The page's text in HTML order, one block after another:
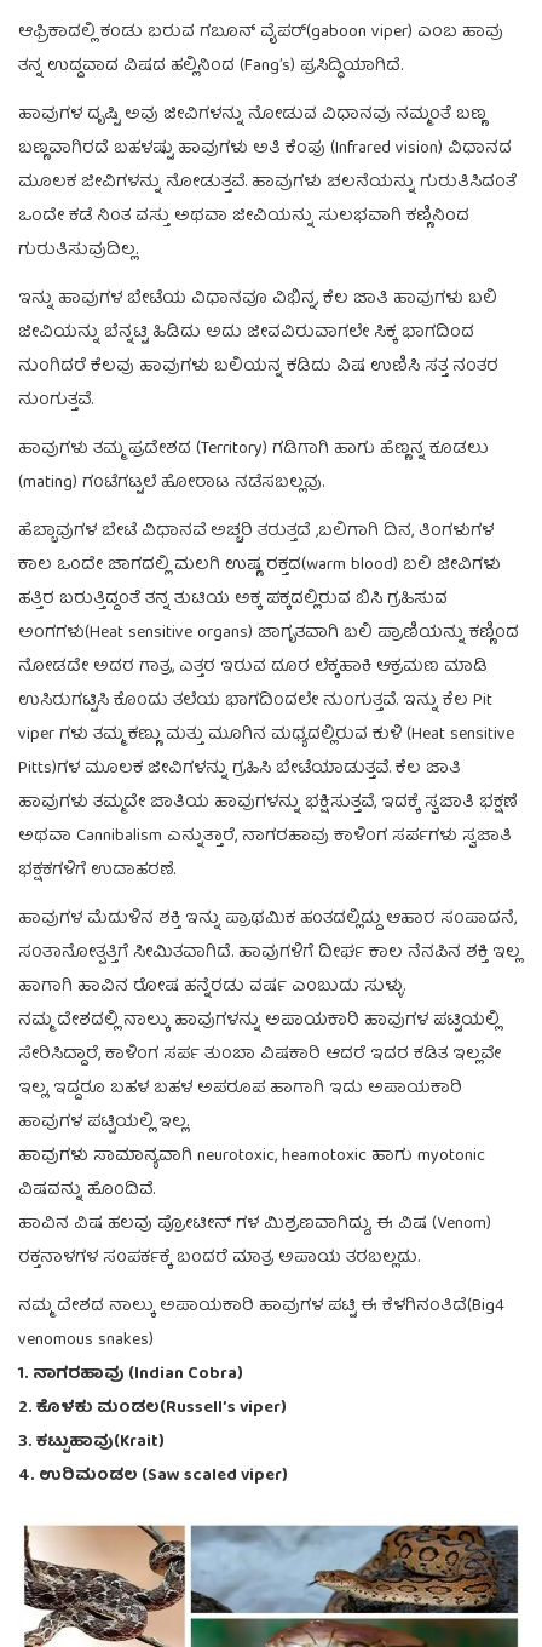
ಆಫ್ರಿಕಾದಲ್ಲಿ ಕಂಡು ಬರುವ ಗಬೂನ್ ವೈಪರ್(gaboon viper) ಎಂಬ ಹಾವು
ತನ್ನ ಉದ್ದವಾದ ವಿಷದ ಹಲ್ಲಿನಿಂದ (Fang’s) ಪ್ರಸಿದ್ಧಿಯಾಗಿದೆ.
ಹಾವುಗಳ ದೃಷ್ಟಿ ಅವು ಜೀವಿಗಳನ್ನು ನೋಡುವ ವಿಧಾನವು ನಮ್ಮಂತೆ ಬಣ್ಣ
ಬಣ್ಣವಾಗಿರದೆ ಬಹಳಷ್ಟು ಹಾವುಗಳು ಅತಿ ಕೆಂಪು (Infrared vision) ವಿಧಾನದ
ಮೂಲಕ ಜೀವಿಗಳನ್ನು ನೋಡುತ್ತವೆ. ಹಾವುಗಳು ಚಲನೆಯನ್ನು ಗುರುತಿಸಿದಂತೆ
ಒಂದೇ ಕಡೆ ನಿಂತ ವಸ್ತು ಅಥವಾ ಜೀವಿಯನ್ನು ಸುಲಭವಾಗಿ ಕಣ್ಣಿನಿಂದ
ಗುರುತಿಸುವುದಿಲ್ಲ.
ಇನ್ನು ಹಾವುಗಳ ಬೇಟೆಯ ವಿಧಾನವೂ ವಿಭಿನ್ನ, ಕೆಲ ಜಾತಿ ಹಾವುಗಳು ಬಲಿ
ಜೀವಿಯನ್ನು ಬೆನ್ನಟ್ಟಿ ಹಿಡಿದು ಅದು ಜೀವವಿರುವಾಗಲೇ ಸಿಕ್ಕ ಭಾಗದಿಂದ
ನುಂಗಿದರೆ ಕೆಲವು ಹಾವುಗಳು ಬಲಿಯನ್ನ ಕಡಿದು ವಿಷ ಉಣಿಸಿ ಸತ್ತ ನಂತರ
ನುಂಗುತ್ತವೆ.
ಹಾವುಗಳು ತಮ್ಮ ಪ್ರದೇಶದ (Territory) ಗಡಿಗಾಗಿ ಹಾಗು ಹೆಣ್ಣನ್ನ ಕೂಡಲು
(mating) ಗಂಟೆಗಟ್ಟಲೆ ಹೋರಾಟ ನಡೆಸಬಲ್ಲವು.
ಹೆಬ್ಬಾವುಗಳ ಬೇಟೆ ವಿಧಾನವೆ ಅಚ್ಚರಿ ತರುತ್ತದೆ ,ಬಲಿಗಾಗಿ ದಿನ, ತಿಂಗಳುಗಳ
ಕಾಲ ಒಂದೇ ಜಾಗದಲ್ಲಿ ಮಲಗಿ ಉಷ್ಣ ರಕ್ತದ(warm blood) ಬಲಿ ಜೀವಿಗಳು
ಹತ್ತಿರ ಬರುತ್ತಿದ್ದಂತೆ ತನ್ನ ತುಟಿಯ ಅಕ್ಕ ಪಕ್ಕದಲ್ಲಿರುವ ಬಿಸಿ ಗ್ರಹಿಸುವ
ಅಂಗಗಳು(Heat sensitive organs) ಜಾಗೃತವಾಗಿ ಬಲಿ ಪ್ರಾಣಿಯನ್ನು ಕಣ್ಣಿಂದ
ನೋಡದೇ ಅದರ ಗಾತ್ರ, ಎತ್ತರ ಇರುವ ದೂರ ಲೆಕ್ಕಹಾಕಿ ಆಕ್ರಮಣ ಮಾಡಿ
ಉಸಿರುಗಟ್ಟಿಸಿ ಕೊಂದು ತಲೆಯ ಭಾಗದಿಂದಲೇ ನುಂಗುತ್ತವೆ. ಇನ್ನು ಕೆಲ Pit
viper ಗಳು ತಮ್ಮ ಕಣ್ಣು ಮತ್ತು ಮೂಗಿನ ಮಧ್ಯದಲ್ಲಿರುವ ಕುಳಿ (Heat sensitive
Pitts)ಗಳ ಮೂಲಕ ಜೀವಿಗಳನ್ನು ಗ್ರಹಿಸಿ ಬೇಟೆಯಾಡುತ್ತವೆ. ಕೆಲ ಜಾತಿ
ಹಾವುಗಳು ತಮ್ಮದೇ ಜಾತಿಯ ಹಾವುಗಳನ್ನು ಭಕ್ಷಿಸುತ್ತವೆ, ಇದಕ್ಕೆ ಸ್ವಜಾತಿ ಭಕ್ಷಣೆ
ಅಥವಾ Cannibalism ಎನ್ನುತ್ತಾರೆ, ನಾಗರಹಾವು ಕಾಳಿಂಗ ಸರ್ಪಗಳು ಸ್ವಜಾತಿ
ಭಕ್ಷಕಗಳಿಗೆ ಉದಾಹರಣೆ.
ಹಾವುಗಳ ಮೆದುಳಿನ ಶಕ್ತಿ ಇನ್ನು ಪ್ರಾಥಮಿಕ ಹಂತದಲ್ಲಿದ್ದು ಆಹಾರ ಸಂಪಾದನೆ,
ಸಂತಾನೋತ್ಪತ್ತಿಗೆ ಸೀಮಿತವಾಗಿದೆ. ಹಾವುಗಳಿಗೆ ದೀರ್ಘ ಕಾಲ ನೆನಪಿನ ಶಕ್ತಿ ಇಲ್ಲ
ಹಾಗಾಗಿ ಹಾವಿನ ರೋಷ ಹನ್ನೆರಡು ವರ್ಷ ಎಂಬುದು ಸುಳ್ಳು.
ನಮ್ಮ ದೇಶದಲ್ಲಿ ನಾಲ್ಕು ಹಾವುಗಳನ್ನು ಅಪಾಯಕಾರಿ ಹಾವುಗಳ ಪಟ್ಟಿಯಲ್ಲಿ
ಸೇರಿಸಿದ್ದಾರೆ, ಕಾಳಿಂಗ ಸರ್ಪ ತುಂಬಾ ವಿಷಕಾರಿ ಆದರೆ ಇದರ ಕಡಿತ ಇಲ್ಲವೇ
ಇಲ್ಲ, ಇದ್ದರೂ ಬಹಳ ಬಹಳ ಅಪರೂಪ ಹಾಗಾಗಿ ಇದು ಅಪಾಯಕಾರಿ
ಹಾವುಗಳ ಪಟ್ಟಿಯಲ್ಲಿ ಇಲ್ಲ.
ಹಾವುಗಳು ಸಾಮಾನ್ಯವಾಗಿ neurotoxic, heamotoxic ಹಾಗು myotonic
ವಿಷವನ್ನು ಹೊಂದಿವೆ.
ಹಾವಿನ ವಿಷ ಹಲವು ಪ್ರೋಟೀನ್ ಗಳ ಮಿಶ್ರಣವಾಗಿದ್ದು, ಈ ವಿಷ (Venom)
ರಕ್ತನಾಳಗಳ ಸಂಪರ್ಕಕ್ಕೆ ಬಂದರೆ ಮಾತ್ರ ಅಪಾಯ ತರಬಲ್ಲದು.
ನಮ್ಮ ದೇಶದ ನಾಲ್ಕು ಅಪಾಯಕಾರಿ ಹಾವುಗಳ ಪಟ್ಟಿ ಈ ಕೆಳಗಿನಂತಿದೆ(Big4
venomous snakes)
1. ನಾಗರಹಾವು (Indian Cobra)
2. ಕೊಳಕು ಮಂಡಲ(Russell’s viper)
3. ಕಟ್ಟುಹಾವು(Krait)
4. ಉರಿಮಂಡಲ (Saw scaled viper)